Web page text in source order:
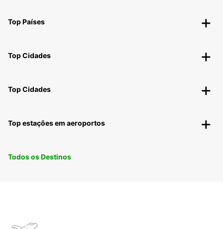
Top Países
Top Cidades
Top Cidades
Top estações em aeroportos
Todos os Destinos